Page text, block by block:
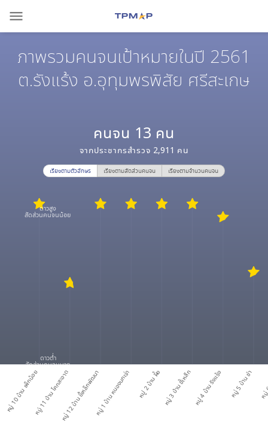
menu
ภาพรวมคนจนเป้าหมายในปี 2561
ต.รังแร้ง อ.อุทุมพรพิสัย ศรีสะเกษ
คนจน 13 คน
จากประชากรสำรวจ 2,911 คน
เรียงตามตัวอักษร เรียงตามสัดส่วนคนจน เรียงตามจำนวนคนจน
หมู่ 10 บ้าน เพ็กน้อยหมู่ 11 บ้าน โคกสะอาดหมู่ 12 บ้าน ขี้เหล็กพัฒนาหมู่ 1 บ้าน หนองนกเจ่า หมู่ 2 บ้าน ผึ้ง หมู่ 3 บ้าน ขี้เหล็ก หมู่ 4 บ้าน รังแร้ง หมู่ 5 บ้าน ซำ ห
ดาวสูง
สัดส่วนคนจนน้อย
ดาวต่ำ
สัดส่วนคนจนมาก